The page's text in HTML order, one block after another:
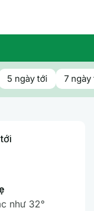
5 ngày tới 7 ngày
như 32°